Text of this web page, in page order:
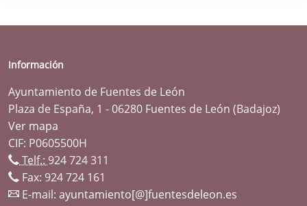
Información
Ayuntamiento de Fuentes de León
Plaza de España, 1 - 06280 Fuentes de León (Badajoz)
Ver mapa
CIF: P0605500H
Telf.: 924 724 311
Fax: 924 724 161
E-mail: ayuntamiento[@]fuentesdeleon.es